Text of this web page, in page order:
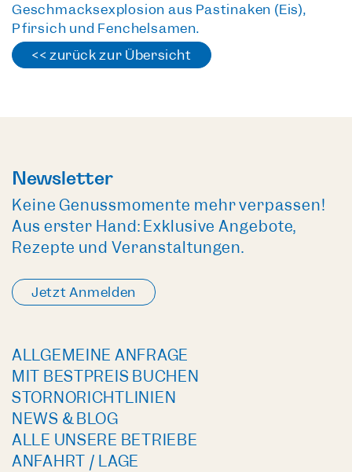
Geschmacksexplosion aus Pastinaken (Eis),
Pfirsich und Fenchelsamen.
<< zurück zur Übersicht
Newsletter
Keine Genussmomente mehr verpassen!
Aus erster Hand: Exklusive Angebote,
Rezepte und Veranstaltungen.
Jetzt Anmelden
ALLGEMEINE ANFRAGE
MIT BESTPREIS BUCHEN
STORNORICHTLINIEN
NEWS & BLOG
ALLE UNSERE BETRIEBE
ANFAHRT / LAGE